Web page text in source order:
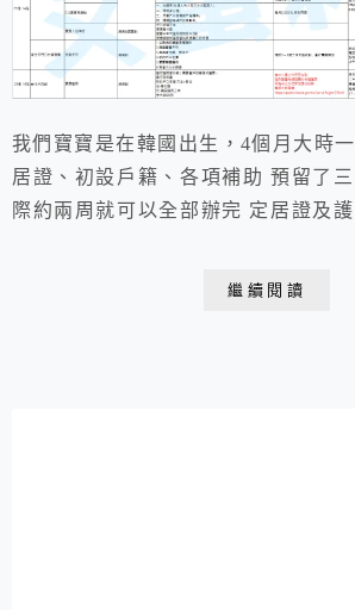
我們寶寶是在韓國出生，4個月大時
居證、初設戶籍、各項補助 預留了
際約兩周就可以全部辦完 定居證及
繼續閱讀